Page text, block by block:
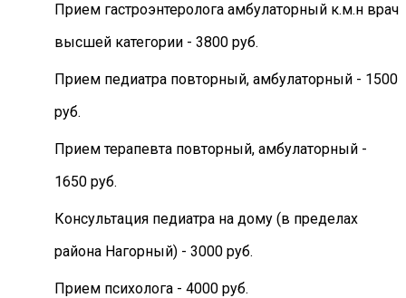
Прием гастроэнтеролога амбулаторный к.м.н врач
высшей категории - 3800 руб.
Прием педиатра повторный, амбулаторный - 1500
руб.
Прием терапевта повторный, амбулаторный -
1650 руб.
Консультация педиатра на дому (в пределах
района Нагорный) - 3000 руб.
Прием психолога - 4000 руб.